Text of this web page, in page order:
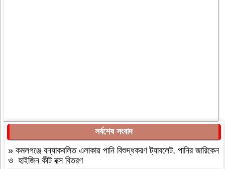
সর্বশেষ সংবাদ
» কমলগঞ্জে বন্যাকবলিত এলাকায় পানি বিশুদ্ধকরণ ট্যাবলেট, পানির জারিকেন
ও হাইজিন কীট বক্স বিতরণ